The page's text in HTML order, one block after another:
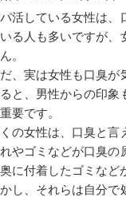
活している女性は、
る人も多いですが、
。
、実は女性も口臭が
と、男性からの印象
要です。
の女性は、口臭と言
やゴミなどが口臭の
に付着したゴミなど
かし、それらは自分